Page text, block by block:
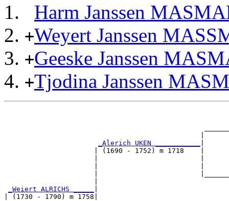
Harm Janssen
+Weyert Janssen
+Geeske Janssen
+Tjodina Janssen
_Alerich UKEN ___________
                      | (1690 - 1752) m 1718    |
_Weiert ALRICHS _____
| (1730 - 1790) m 1758|